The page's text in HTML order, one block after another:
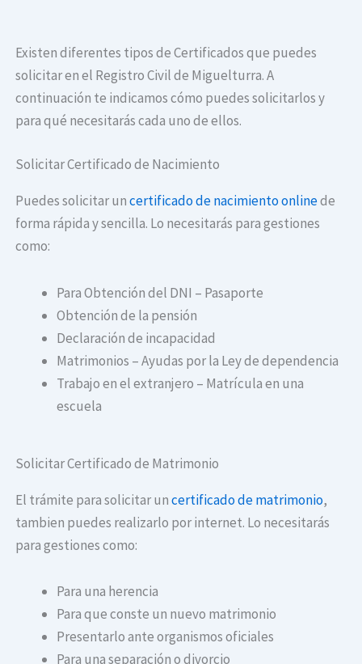
Existen diferentes tipos de Certificados que puedes
solicitar en el Registro Civil de Miguelturra. A
continuación te indicamos cómo puedes solicitarlos y
para qué necesitarás cada uno de ellos.
Solicitar Certificado de Nacimiento
Puedes solicitar uncertificado de nacimiento onlinede
forma rápida y sencilla. Lo necesitarás para gestiones
como:
Para Obtención del DNI – Pasaporte
Obtención de la pensión
Declaración de incapacidad
Matrimonios – Ayudas por la Ley de dependencia
Trabajo en el extranjero – Matrícula en una
escuela
Solicitar Certificado de Matrimonio
El trámite para solicitar uncertificado de matrimonio,
tambien puedes realizarlo por internet. Lo necesitarás
para gestiones como:
Para una herencia
Para que conste un nuevo matrimonio
Presentarlo ante organismos oficiales
Para una separación o divorcio